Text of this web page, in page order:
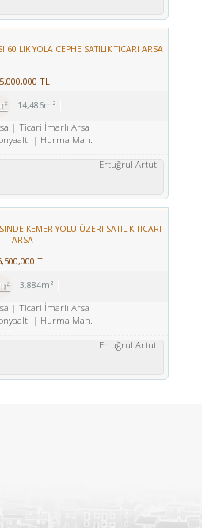
60 LIK YOLA CEPHE SATILIK TICARI ARSA
TL
14,486m²
Ticari İmarlı Arsa
Hurma Mah.
Ertuğrul Artut
KEMER YOLU ÜZERI SATILIK TICARI
ARSA
TL
3,884m²
Ticari İmarlı Arsa
Hurma Mah.
Ertuğrul Artut